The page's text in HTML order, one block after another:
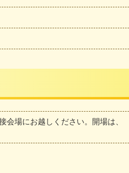
場にお越しください。開場は、